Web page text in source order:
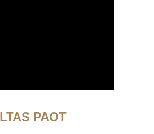
PAOT